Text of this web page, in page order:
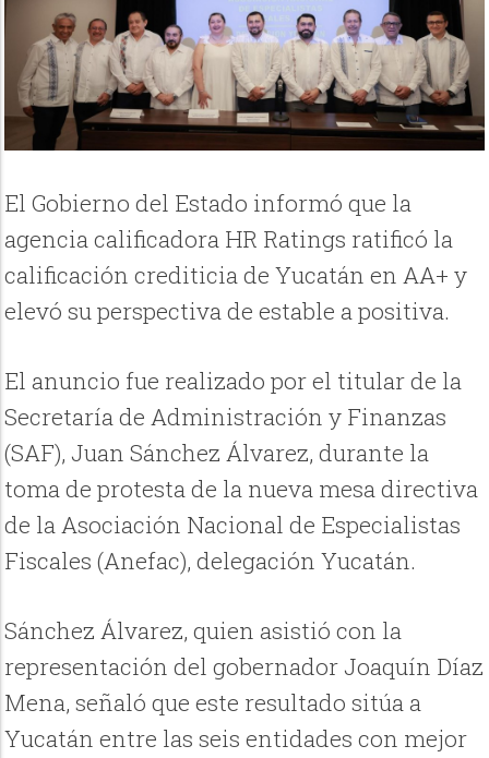
El Gobierno del Estado informó que la
agencia calificadora HR Ratings ratificó la
calificación crediticia de Yucatán en AA+ y
elevó su perspectiva de estable a positiva.
El anuncio fue realizado por el titular de la
Secretaría de Administración y Finanzas
(SAF), Juan Sánchez Álvarez, durante la
toma de protesta de la nueva mesa directiva
de la Asociación Nacional de Especialistas
Fiscales (Anefac), delegación Yucatán.
Sánchez Álvarez, quien asistió con la
representación del gobernador Joaquín Díaz
Mena, señaló que este resultado sitúa a
Yucatán entre las seis entidades con mejor